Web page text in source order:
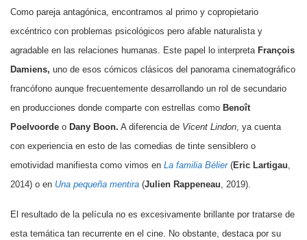
Como pareja antagónica, encontramos al primo y copropietario
excéntrico con problemas psicológicos pero afable naturalista y
agradable en las relaciones humanas. Este papel lo interpreta François
Damiens, uno de esos cómicos clásicos del panorama cinematográfico
francófono aunque frecuentemente desarrollando un rol de secundario
en producciones donde comparte con estrellas como Benoît
Poelvoorde o Dany Boon. A diferencia de Vicent Lindon, ya cuenta
con experiencia en esto de las comedias de tinte sensiblero o
emotividad manifiesta como vimos en La familia Bélier (Eric Lartigau,
2014) o en Una pequeña mentira (Julien Rappeneau, 2019).
El resultado de la película no es excesivamente brillante por tratarse de
esta temática tan recurrente en el cine. No obstante, destaca por su